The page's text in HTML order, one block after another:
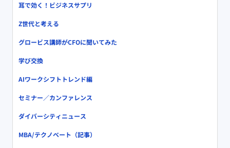
耳で効く！ビジネスサプリ
Z世代と考える
グロービス講師がCFOに聞いてみた
学び交換
AIワークシフトトレンド編
セミナー／カンファレンス
ダイバーシティニュース
MBA/テクノベート（記事）